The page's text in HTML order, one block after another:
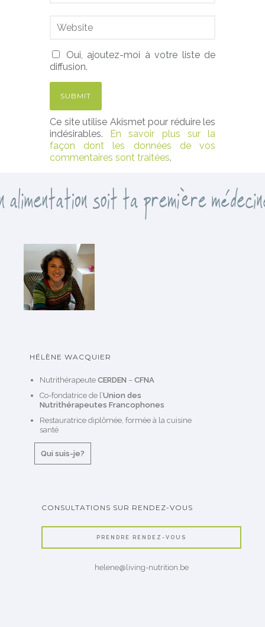
Oui, ajoutez-moi à votre liste de
diffusion.
Ce site utilise Akismet pour réduire les
indésirables. En savoir plus sur la
façon dont les données de vos
commentaires sont traitées.
HÉLÈNE WACQUIER
Nutrithérapeute CERDEN – CFNA
Co-fondatrice de l’Union des
Nutrithérapeutes Francophones
Restauratrice diplômée, formée à la cuisine
santé
Qui suis-je?
CONSULTATIONS SUR RENDEZ-VOUS
PRENDRE RENDEZ-VOUS
helene@living-nutrition.be